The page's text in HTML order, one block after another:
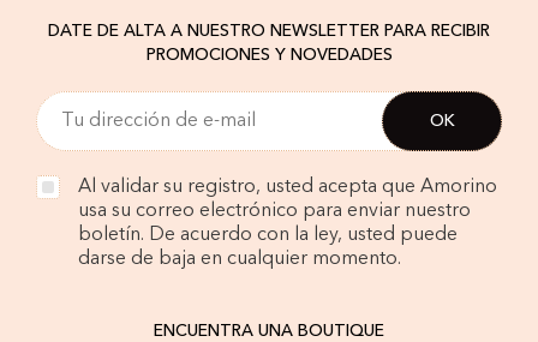
DATE DE ALTA A NUESTRO NEWSLETTER PARA RECIBIR
PROMOCIONES Y NOVEDADES
Al validar su registro, usted acepta que Amorino
usa su correo electrónico para enviar nuestro
boletín. De acuerdo con la ley, usted puede
darse de baja en cualquier momento.
ENCUENTRA UNA BOUTIQUE